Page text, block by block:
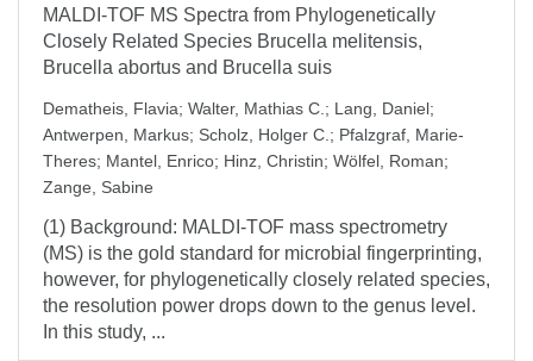
MALDI-TOF MS Spectra from Phylogenetically
Closely Related Species Brucella melitensis,
Brucella abortus and Brucella suis
Dematheis, Flavia; Walter, Mathias C. ; Lang, Daniel;
Antwerpen, Markus; Scholz, Holger C. ; Pfalzgraf, Marie-
Theres; Mantel, Enrico; Hinz, Christin; Wölfel, Roman;
Zange, Sabine
(1) Background: MALDI-TOF mass spectrometry
(MS) is the gold standard for microbial fingerprinting,
however, for phylogenetically closely related species,
the resolution power drops down to the genus level.
In this study, ...